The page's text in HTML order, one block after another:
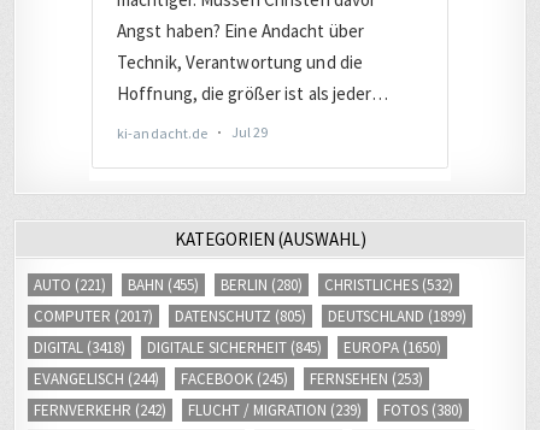
KATEGORIEN (AUSWAHL)
AUTO (221) BAHN (455) BERLIN (280) CHRISTLICHES (532)
COMPUTER (2017) DATENSCHUTZ (805) DEUTSCHLAND (1899)
DIGITAL (3418) DIGITALE SICHERHEIT (845) EUROPA (1650)
EVANGELISCH (244) FACEBOOK (245) FERNSEHEN (253)
FERNVERKEHR (242) FLUCHT / MIGRATION (239) FOTOS (380)